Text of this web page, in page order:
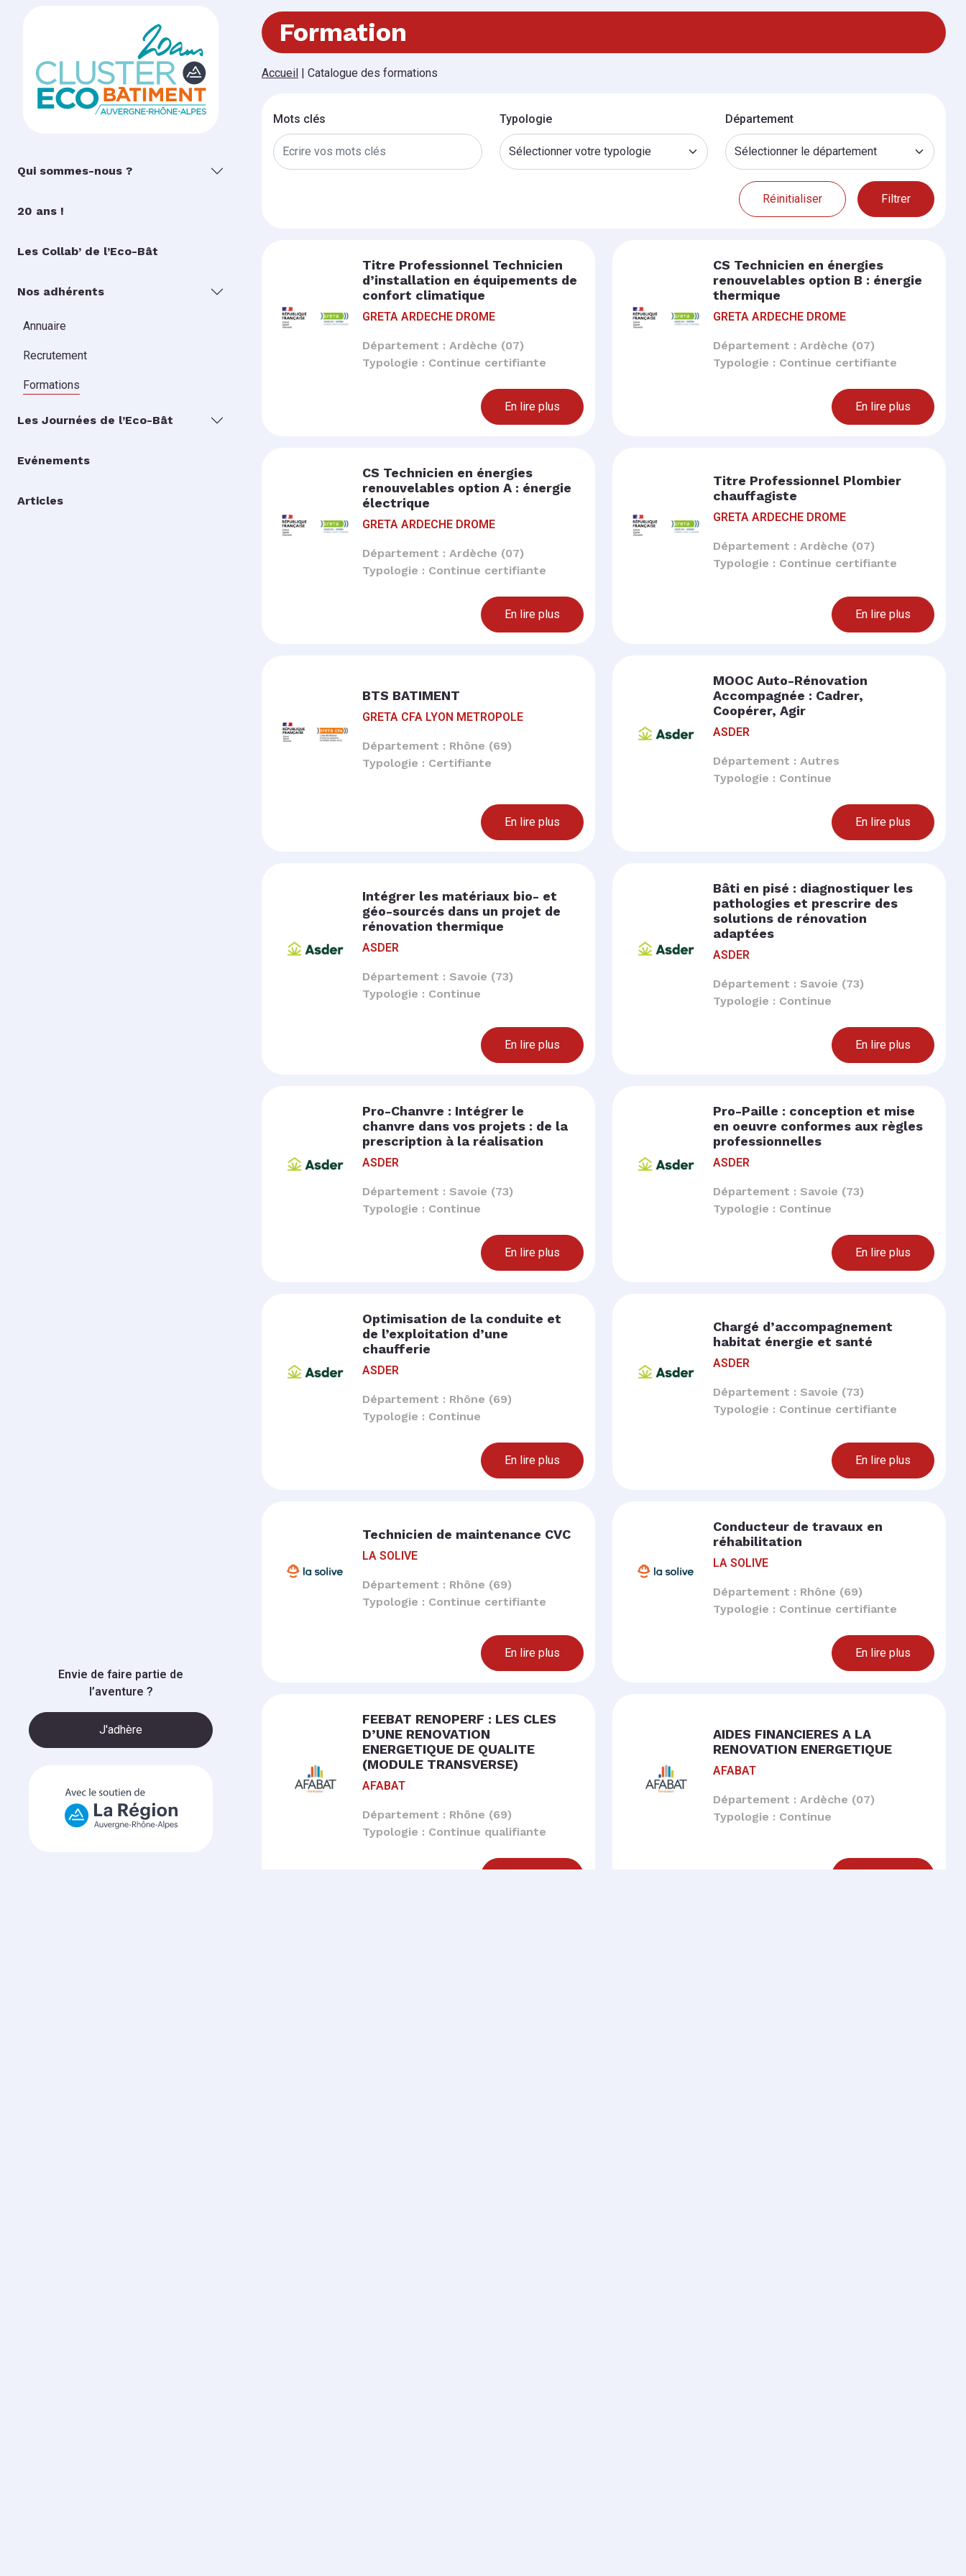
Qui sommes-nous ?
20 ans !
Les Collab’ de l’Eco-Bât
Nos adhérents
Annuaire
Recrutement
Formations
Les Journées de l’Eco-Bât
Evénements
Articles
Envie de faire partie de
l’aventure ?
J'adhère
Formation
Accueil | Catalogue des formations
Mots clés Typologie Département
Réinitialiser Filtrer
Titre Professionnel Technicien
d’installation en équipements de
confort climatique
GRETA ARDECHE DROME
Département : Ardèche (07)
Typologie : Continue certifiante
En lire plus
CS Technicien en énergies
renouvelables option B : énergie
thermique
GRETA ARDECHE DROME
Département : Ardèche (07)
Typologie : Continue certifiante
En lire plus
CS Technicien en énergies
renouvelables option A : énergie
électrique
GRETA ARDECHE DROME
Département : Ardèche (07)
Typologie : Continue certifiante
En lire plus
Titre Professionnel Plombier
chauffagiste
GRETA ARDECHE DROME
Département : Ardèche (07)
Typologie : Continue certifiante
En lire plus
BTS BATIMENT
GRETA CFA LYON METROPOLE
Département : Rhône (69)
Typologie : Certifiante
En lire plus
MOOC Auto-Rénovation
Accompagnée : Cadrer,
Coopérer, Agir
ASDER
Département : Autres
Typologie : Continue
En lire plus
Intégrer les matériaux bio- et
géo-sourcés dans un projet de
rénovation thermique
ASDER
Département : Savoie (73)
Typologie : Continue
En lire plus
Bâti en pisé : diagnostiquer les
pathologies et prescrire des
solutions de rénovation
adaptées
ASDER
Département : Savoie (73)
Typologie : Continue
En lire plus
Pro-Chanvre : Intégrer le
chanvre dans vos projets : de la
prescription à la réalisation
ASDER
Département : Savoie (73)
Typologie : Continue
En lire plus
Pro-Paille : conception et mise
en oeuvre conformes aux règles
professionnelles
ASDER
Département : Savoie (73)
Typologie : Continue
En lire plus
Optimisation de la conduite et
de l’exploitation d’une
chaufferie
ASDER
Département : Rhône (69)
Typologie : Continue
En lire plus
Chargé d’accompagnement
habitat énergie et santé
ASDER
Département : Savoie (73)
Typologie : Continue certifiante
En lire plus
Technicien de maintenance CVC
LA SOLIVE
Département : Rhône (69)
Typologie : Continue certifiante
En lire plus
Conducteur de travaux en
réhabilitation
LA SOLIVE
Département : Rhône (69)
Typologie : Continue certifiante
En lire plus
FEEBAT RENOPERF : LES CLES
D’UNE RENOVATION
ENERGETIQUE DE QUALITE
(MODULE TRANSVERSE)
AFABAT
Département : Rhône (69)
Typologie : Continue qualifiante
AIDES FINANCIERES A LA
RENOVATION ENERGETIQUE
AFABAT
Département : Ardèche (07)
Typologie : Continue